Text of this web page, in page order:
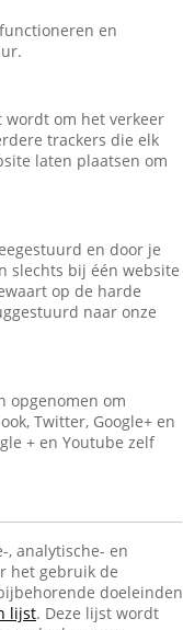
en
wordt om het verkeer
trackers die elk
laten plaatsen om
en door je
slechts bij één website
op de harde
naar onze
opgenomen om
Twitter, Google+ en
+ en Youtube zelf
analytische- en
het gebruik de
doeleinden
lijst. Deze lijst wordt